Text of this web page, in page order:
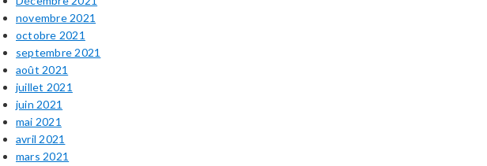
novembre 2021
octobre 2021
septembre 2021
août 2021
juillet 2021
juin 2021
mai 2021
avril 2021
mars 2021